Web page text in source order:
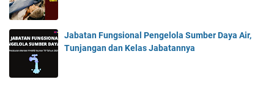
Jabatan Fungsional Pengelola Sumber Daya Air,
Tunjangan dan Kelas Jabatannya